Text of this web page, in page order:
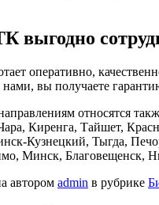
выгодно
оперативно,
нами, вы получаете
относятся
Киренга, Тайшет,
Кузнецкий, Тыгда,
Минск, Благовещенск,
автором admin в рубрике